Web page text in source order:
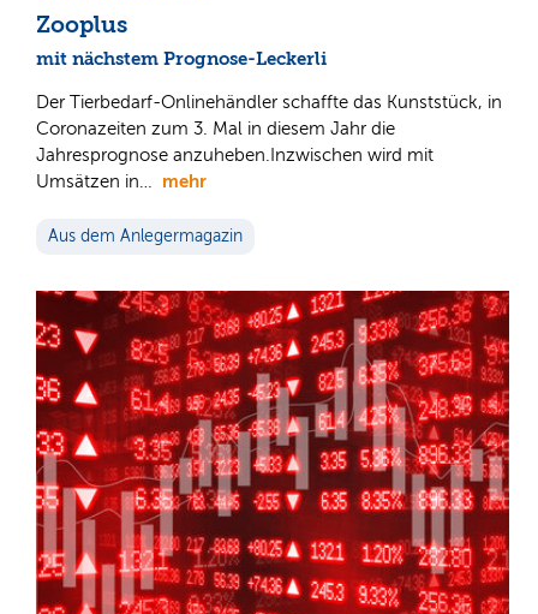
Zooplus
mit nächstem Prognose-Leckerli
Der Tierbedarf-Onlinehändler schaffte das Kunststück, in
Coronazeiten zum 3. Mal in diesem Jahr die
Jahresprognose anzuheben.Inzwischen wird mit
Umsätzen in… mehr
Aus dem Anlegermagazin